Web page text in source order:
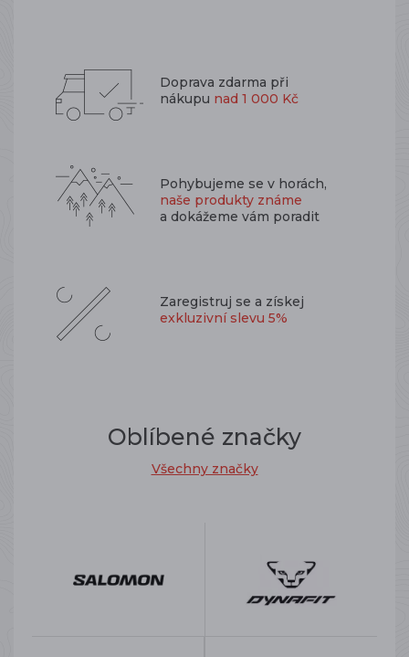
Doprava zdarma při
nákupu nad 1 000 Kč
Pohybujeme se v horách,
naše produkty známe
a dokážeme vám poradit
Zaregistruj se a získej
exkluzivní slevu 5%
Oblíbené značky
Všechny značky